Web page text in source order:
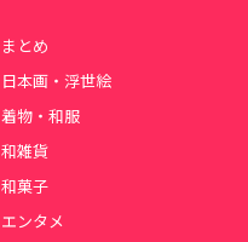
まとめ
日本画・浮世絵
着物・和服
和雑貨
和菓子
エンタメ